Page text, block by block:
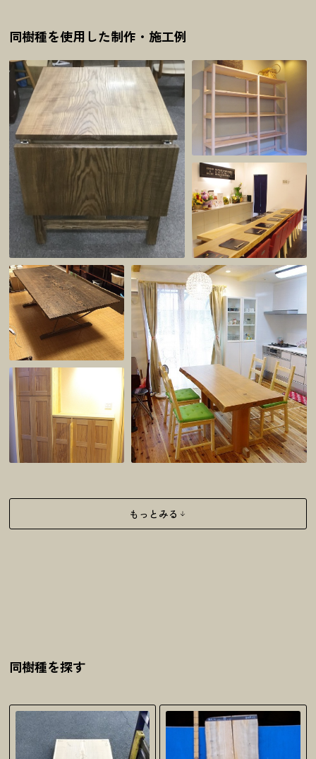
同樹種を使用した制作・施工例
もっとみる
同樹種を探す